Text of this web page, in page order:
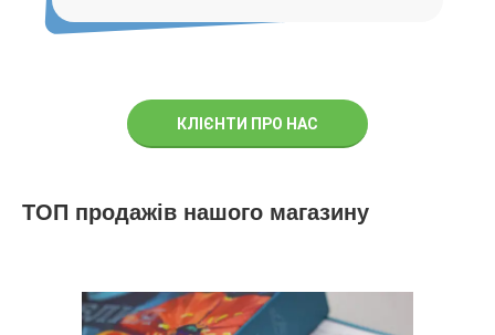
КЛІЄНТИ ПРО НАС
ТОП продажів нашого магазину